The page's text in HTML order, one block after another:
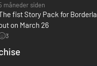
måneder siden
fist Story Pack for
on March 26
3